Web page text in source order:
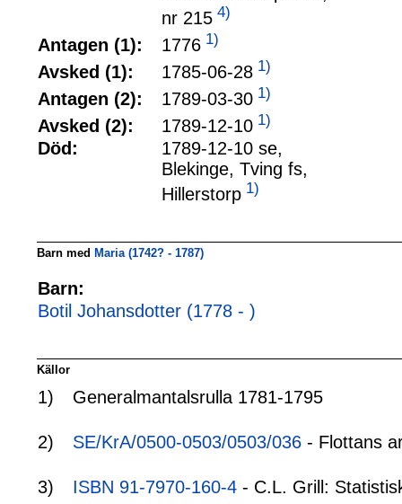
nr 215 4)
Antagen (1): 1776 1)
Avsked (1): 1785-06-28 1)
Antagen (2): 1789-03-30 1)
Avsked (2): 1789-12-10 1)
Död:
1789-12-10 se,
Blekinge, Tving fs,
Hillerstorp 1)
Barn med Maria (1742? - 1787)
Barn:
Botil Johansdotter (1778 - )
Källor
1) Generalmantalsrulla 1781-1795
2) SE/KrA/0500-0503/0503/036 - Flottans
3) ISBN 91-7970-160-4 - C.L. Grill: